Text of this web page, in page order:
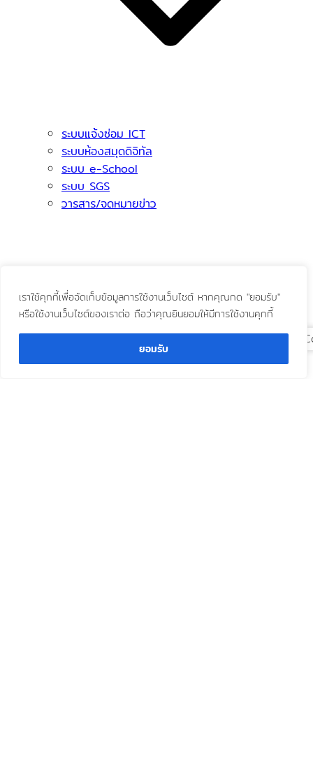
เราใช้คุกกี้เพื่อจัดเก็บข้อมูลการใช้งานเว็บไซต์ หากคุณกด "ยอมรับ"
หรือใช้งานเว็บไซต์ของเราต่อ ถือว่าคุณยินยอมให้มีการใช้งานคุกกี้
ยอมรับ
ระบบแจ้งซ่อม ICT
ระบบห้องสมุดดิจิทัล
ระบบ e-School
ระบบ SGS
วารสาร/จดหมายข่าว